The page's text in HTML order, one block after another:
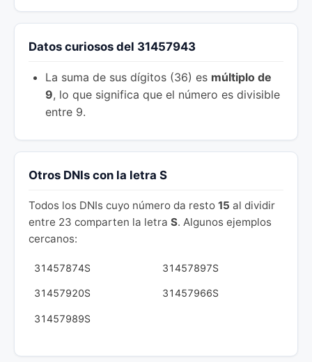
Datos curiosos del 31457943
La suma de sus dígitos (36) es múltiplo de
9, lo que significa que el número es divisible
entre 9.
Otros DNIs con la letra S
Todos los DNIs cuyo número da resto 15 al dividir
entre 23 comparten la letra S. Algunos ejemplos
cercanos:
31457874S 31457897S
31457920S 31457966S
31457989S